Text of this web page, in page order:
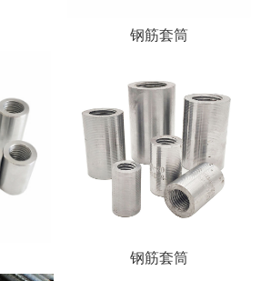
钢筋套筒
钢筋套筒